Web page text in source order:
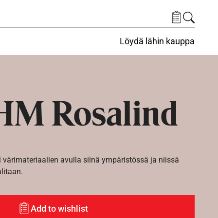
Löydä lähin kauppa
Rosalind
avulla siinä ympäristössä ja niissä
Add to wishlist